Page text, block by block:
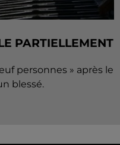
PARTIELLEMENT
personnes » après le
blessé.